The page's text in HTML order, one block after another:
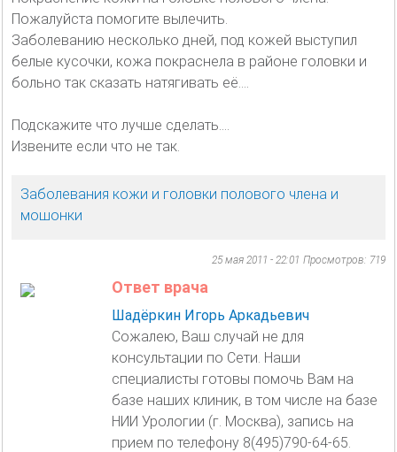
Пожалуйста помогите вылечить.
Заболеванию несколько дней, под кожей выступил
белые кусочки, кожа покраснела в районе головки и
больно так сказать натягивать её....
Подскажите что лучше сделать....
Извените если что не так.
Заболевания кожи и головки полового члена и
мошонки
25 мая 2011 - 22:01 Просмотров: 719
Ответ врача
Шадёркин Игорь Аркадьевич
Сожалею, Ваш случай не для
консультации по Сети. Наши
специалисты готовы помочь Вам на
базе наших клиник, в том числе на базе
НИИ Урологии (г. Москва), запись на
прием по телефону 8(495)790-64-65.